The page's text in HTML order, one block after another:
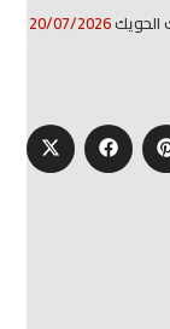
الحويك20/07/2026